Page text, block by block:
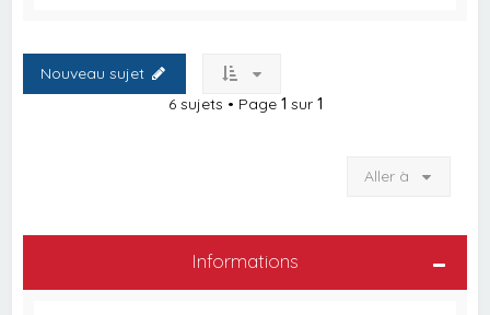
Nouveau sujet
6 sujets • Page 1 sur 1
Aller à
Informations